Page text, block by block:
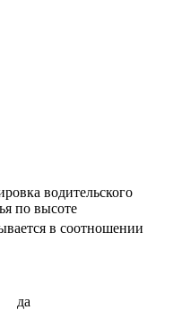
водительского
по высоте
в соотношении
да